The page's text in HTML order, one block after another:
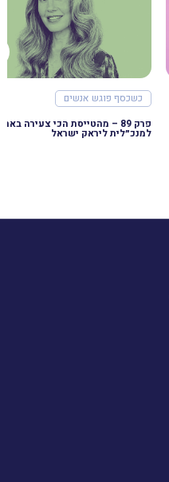
כשכסף פוגש אנשים
פרק 89 – מהטייסת הכי צעירה בארץ
למנכ״לית ליראק ישראל